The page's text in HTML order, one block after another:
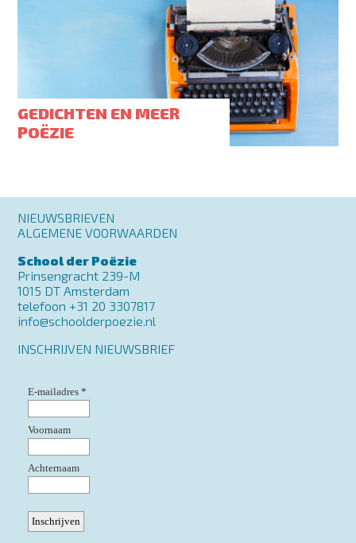
GEDICHTEN EN MEER
POËZIE
Footer
menu
NIEUWSBRIEVEN
ALGEMENE VOORWAARDEN
School der Poëzie
Prinsengracht 239-M
1015 DT Amsterdam
telefoon +31 20 3307817
info@schoolderpoezie.nl
INSCHRIJVEN NIEUWSBRIEF